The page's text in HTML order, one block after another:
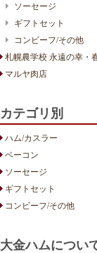
ソーセージ
ギフトセット
コンビーフ/その他
札幌農学校 永遠の幸・
マルヤ肉店
カテゴリ別
ハム/カスラー
ベーコン
ソーセージ
ギフトセット
コンビーフ/その他
大金ハムについ